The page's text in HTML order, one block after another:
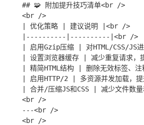
## 🧩 附加提升技巧清单<br />
<br />
| 优化策略 | 建议说明 |<br />
|----------|----------|<br />
| 启用Gzip压缩 | 对HTML/CSS/JS
| 设置浏览器缓存 | 减少重复请求
| 精简HTML结构 | 删除无效标签、
| 启用HTTP/2 | 多资源并发加载，
| 合并/压缩JS和CSS | 减少文件数
<br />
---<br />
<br />